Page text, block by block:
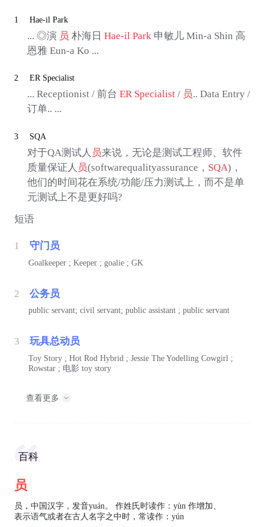
1 Hae-il Park
... ◎演 员 朴海日 Hae-il Park 申敏儿 Min-a Shin 高
恩雅 Eun-a Ko ...
2 ER Specialist
... Receptionist / 前台 ER Specialist/ 员.. Data Entry /
订单.. ...
3 SQA
对于QA测试人 员来说，无论是测试工程师、软件
质量保证人 员(softwarequalityassurance， SQA)，
他们的时间花在系统/功能/压力测试上，而不是单
元测试上不是更好吗?
短语
1 守门员
Goalkeeper ; Keeper ; goalie ; GK
2 公务员
public servant; civil servant; public assistant ; public servant
3 玩具总动员
Toy Story ; Hot Rod Hybrid ; Jessie The Yodelling Cowgirl ;
Rowstar ; 电影 toy story
查看更多
百科
员
员，中国汉字，发音yuán。 作姓氏时读作：yùn 作增加、
表示语气或者在古人名字之中时，常读作：yún